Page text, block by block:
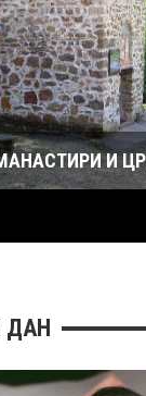
И